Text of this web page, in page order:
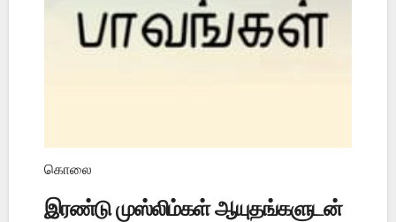
கொலை
இரண்டு முஸ்லிம்கள் ஆயுதங்களுடன்